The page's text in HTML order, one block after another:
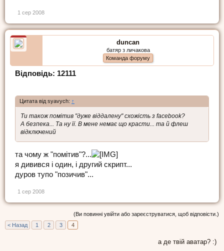
1 сер 2008
duncan
батяр з личакова
Команда форуму
Відповідь: 12111
Цитата від syavych: ↑
Ти також помітив "дуже віддалену" схожість з facebook?
А безпека... Та ну її. В мене немає що красти... та й флеш
відключений
та чому ж "помітив"?...
я дивився і один, і другий скрипт...
дуров тупо "позичив"...
1 сер 2008
(Ви повинні увійти або зареєструватися, щоб відповісти.)
< Назад
1 2 3 4
а де твій аватар? :)